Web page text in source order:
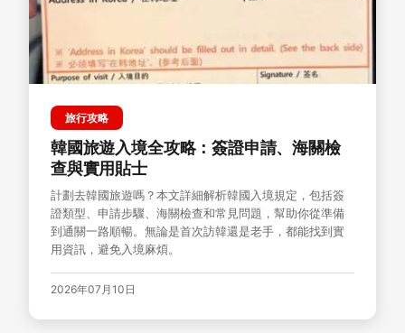
旅行攻略
韓國旅遊入境全攻略：簽證申請、海關檢
查與實用貼士
計劃去韓國旅遊嗎？本文詳細解析韓國入境規定，包括簽
證類型、申請步驟、海關檢查和常見問題，幫助你從準備
到通關一路順暢。無論是首次訪韓還是老手，都能找到實
用資訊，避免入境麻煩。
2026年07月10日